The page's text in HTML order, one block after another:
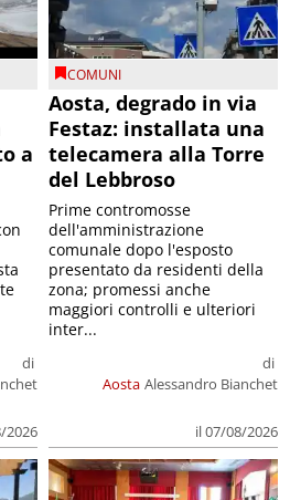
a
di
2026
COMUNI
Aosta, degrado in via
Festaz: installata una
telecamera alla Torre
del Lebbroso
Aosta
di
Alessandro Bianchet
il 07/08/2026
Prime contromosse
dell'amministrazione
comunale dopo l'esposto
presentato da residenti della
zona; promessi anche
maggiori controlli e ulteriori
inter...